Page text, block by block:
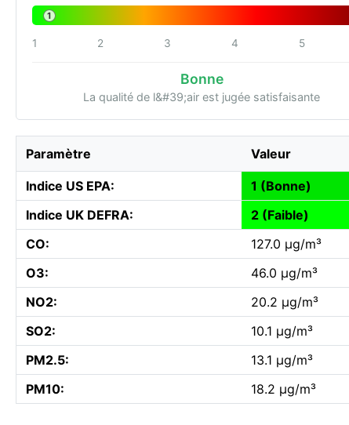
1
1 2 3 4 5
Bonne
La qualité de l&#39;air est jugée satisfaisante
Paramètre Valeur
Indice US EPA:
1 (Bonne)
Indice UK DEFRA:
2 (Faible)
CO:
127.0 µg/m³
O3:
46.0 µg/m³
NO2:
20.2 µg/m³
SO2:
10.1 µg/m³
PM2.5:
13.1 µg/m³
PM10:
18.2 µg/m³